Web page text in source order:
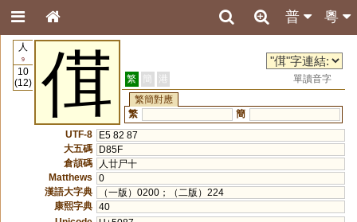
粵
普
人
9
10
(12)
傇 繁 簡 港
單讀音字
繁簡對應
繁
簡
UTF-8
E5 82 87
大五碼
D85F
倉頡碼
人廿尸十
Matthews
0
漢語大字典
（一版）0200；（二版）224
康熙字典 40